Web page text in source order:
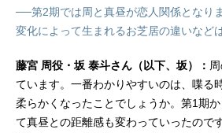
ラント）撮影監
tNo.9）編集：
室）音楽：日向
主題歌OP：「
サヨシ公開開始
メ電子...
──第2期では周と真昼が恋人関係となり
変化によって生まれるお芝居の違いなど
藤宮 周役・坂 泰斗さん（以下、坂）：
ています。一番わかりやすいのは、喋る
柔らかくなったことでしょうか。第1期
て真昼との距離感も変わっていったので